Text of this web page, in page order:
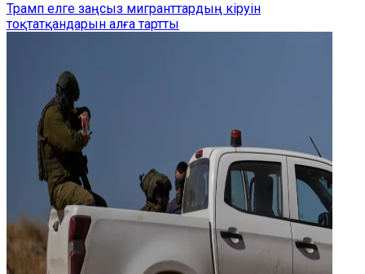
Трамп елге заңсыз мигранттардың кіруін
тоқтатқандарын алға тартты